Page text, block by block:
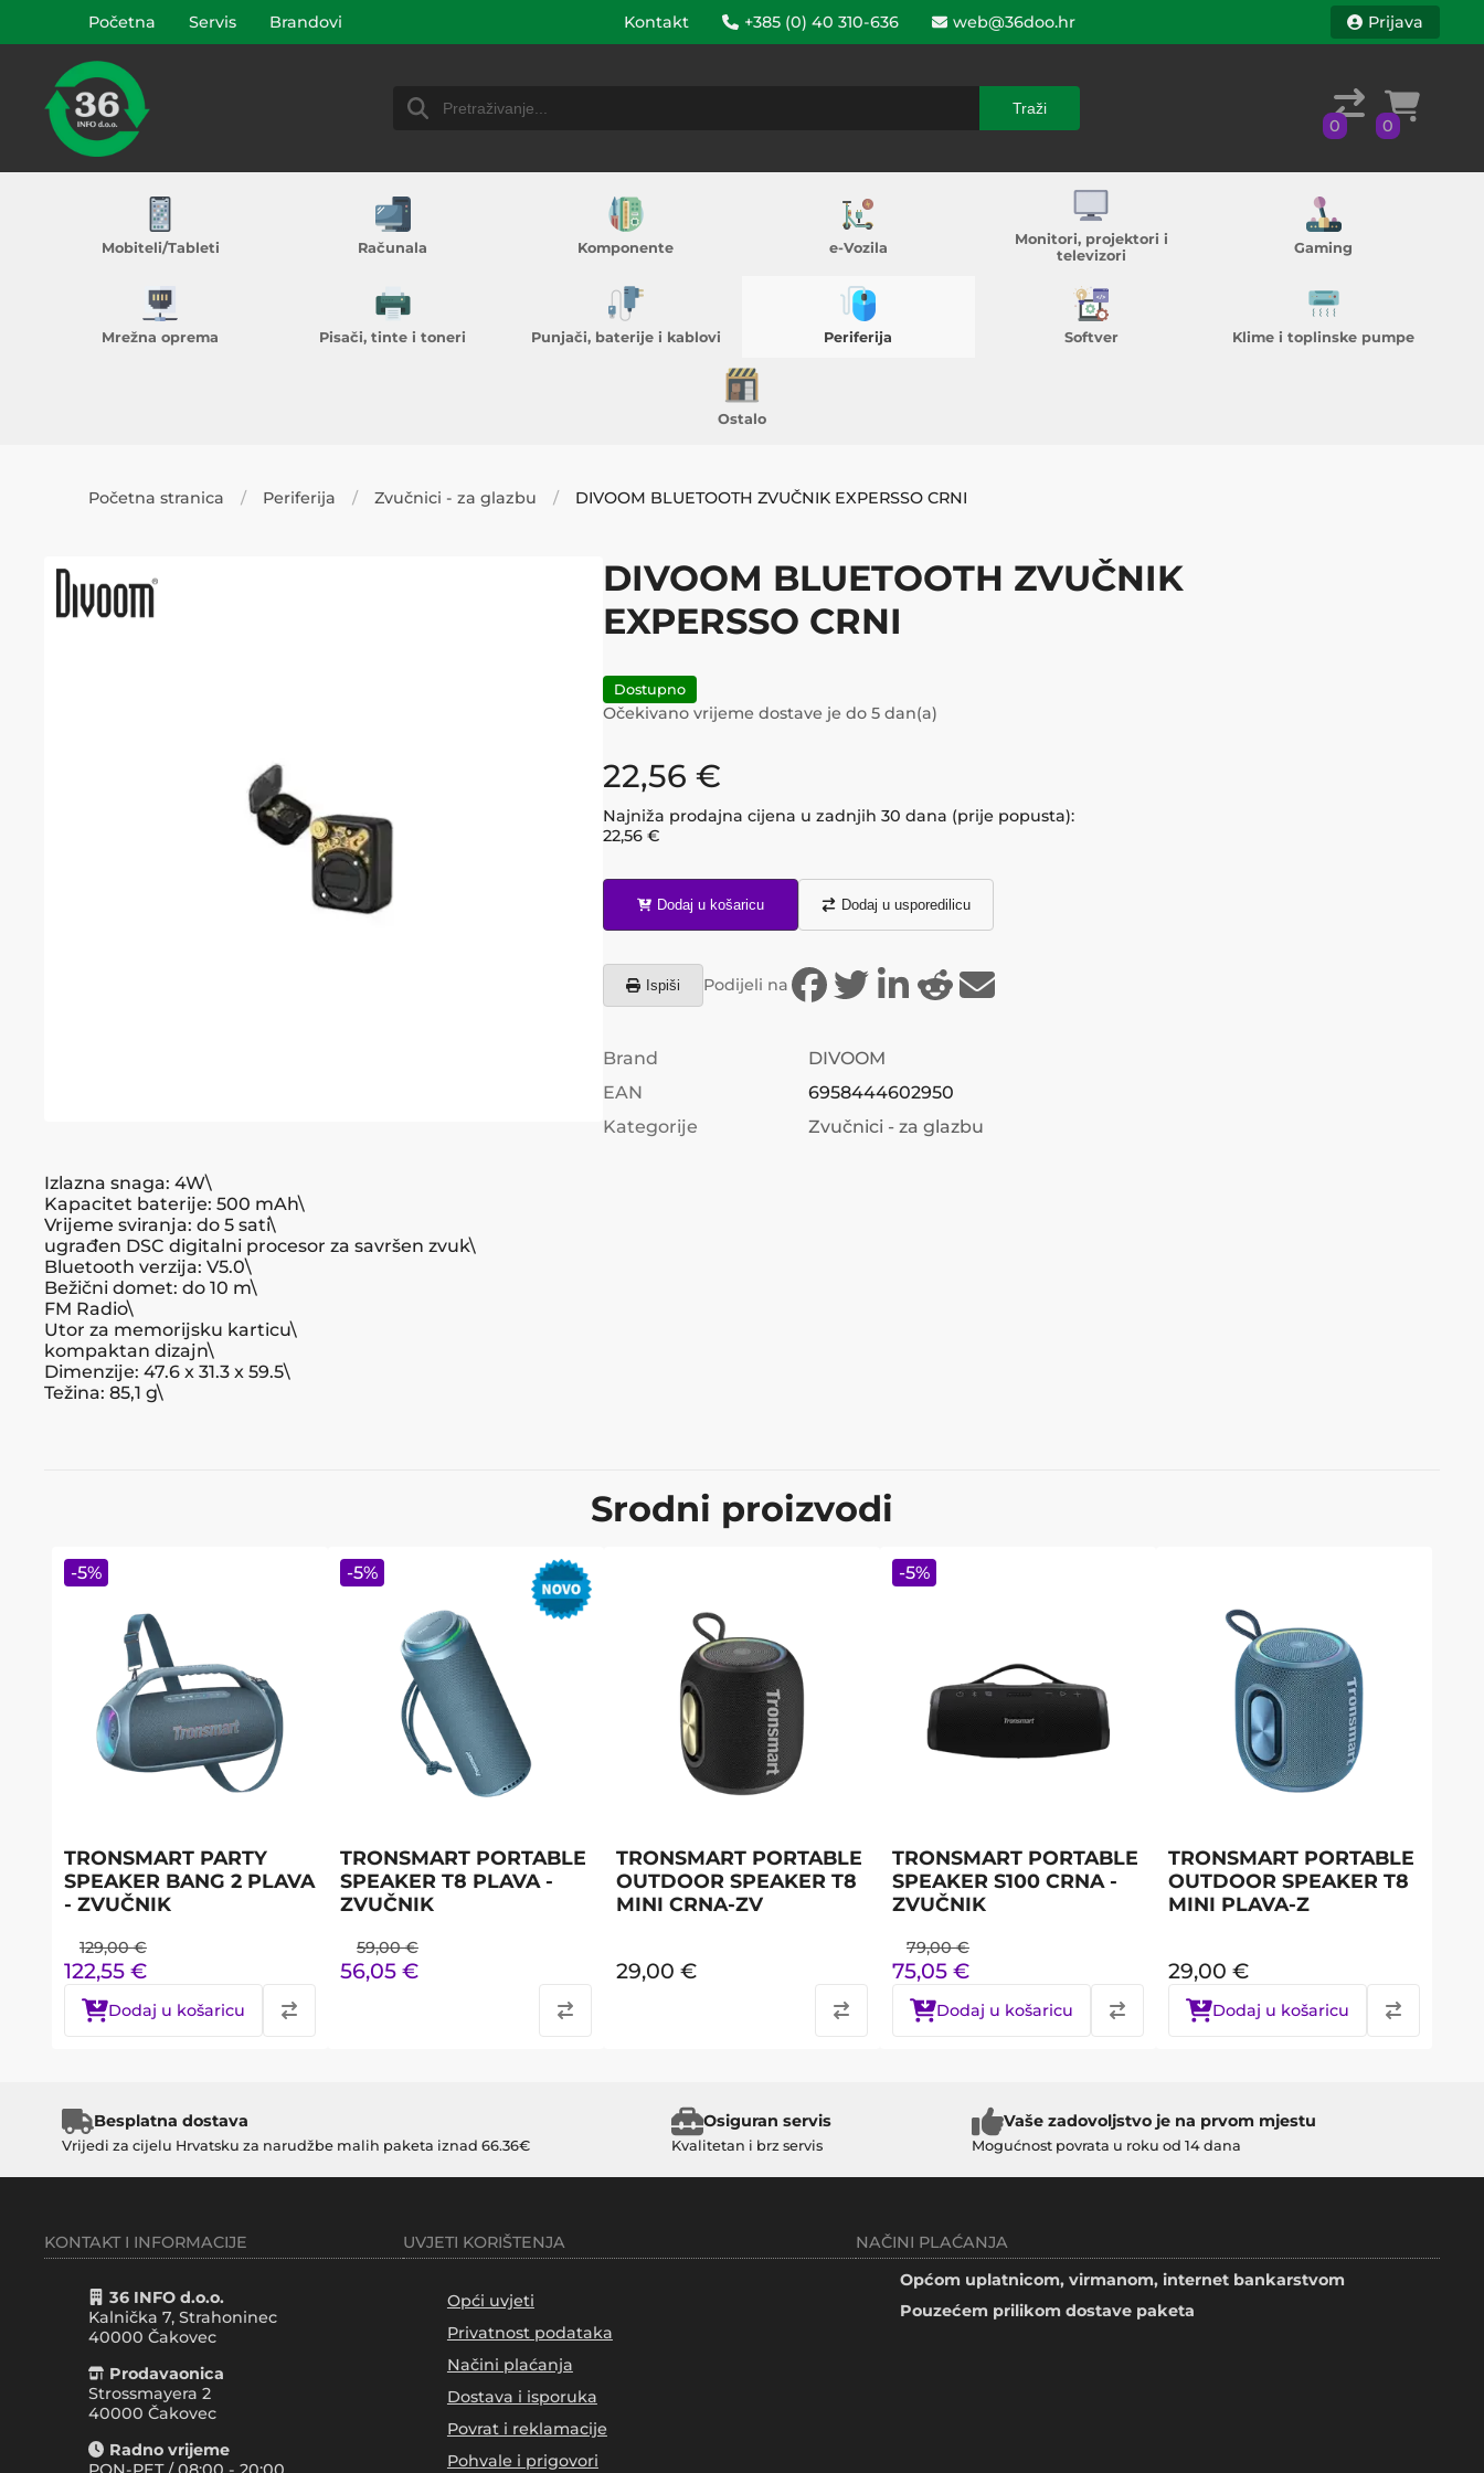
Traži
Početna Servis Brandovi Kontakt +385 (0) 40 310-636 web@36doo.hr Prijava
Traži
0 0
Mobiteli/Tableti Računala Komponente e-Vozila
Monitori, projektori i
televizori
Gaming
Mrežna oprema Pisači, tinte i toneri Punjači, baterije i kablovi Periferija Softver Klime i toplinske pumpe
Ostalo
Početna stranica Periferija Zvučnici - za glazbu DIVOOM BLUETOOTH ZVUČNIK EXPERSSO CRNI
Izlazna snaga: 4W\
Kapacitet baterije: 500 mAh\
Vrijeme sviranja: do 5 sati\
ugrađen DSC digitalni procesor za savršen zvuk\
Bluetooth verzija: V5.0\
Bežični domet: do 10 m\
FM Radio\
Utor za memorijsku karticu\
kompaktan dizajn\
Dimenzije: 47.6 x 31.3 x 59.5\
Težina: 85,1 g\
DIVOOM BLUETOOTH ZVUČNIK
EXPERSSO CRNI
Dostupno
Očekivano vrijeme dostave je do 5dan(a)
22,56 €
Najniža prodajna cijena u zadnjih 30 dana (prije popusta):
22,56 €
Dodaj u košaricu Dodaj u usporedilicu
Ispiši Podijeli na
Brand
DIVOOM
EAN
6958444602950
Kategorije
Zvučnici - za glazbu
Srodni proizvodi
TRONSMART PARTY
SPEAKER BANG 2 PLAVA
- ZVUČNIK
129,00 €
122,55 €
Dodaj u košaricu
-5%
TRONSMART PORTABLE
SPEAKER T8 PLAVA -
ZVUČNIK
59,00 €
56,05 €
-5%
TRONSMART PORTABLE
OUTDOOR SPEAKER T8
MINI CRNA-ZV
29,00 €
TRONSMART PORTABLE
SPEAKER S100 CRNA -
ZVUČNIK
79,00 €
75,05 €
Dodaj u košaricu
-5%
TRONSMART PORTABLE
OUTDOOR SPEAKER T8
MINI PLAVA-Z
29,00 €
Dodaj u košaricu
Besplatna dostava
Vrijedi za cijelu Hrvatsku za narudžbe malih paketa iznad 66.36€
Osiguran servis
Kvalitetan i brz servis
Vaše zadovoljstvo je na prvom mjestu
Mogućnost povrata u roku od 14 dana
KONTAKT I INFORMACIJE
36 INFO d.o.o.
Kalnička 7, Strahoninec
40000 Čakovec
Prodavaonica
Strossmayera 2
40000 Čakovec
Radno vrijeme
UVJETI KORIŠTENJA
Opći uvjeti
Privatnost podataka
Načini plaćanja
Dostava i isporuka
Povrat i reklamacije
Pohvale i prigovori
NAČINI PLAĆANJA
Općom uplatnicom, virmanom, internet bankarstvom
Pouzećem prilikom dostave paketa